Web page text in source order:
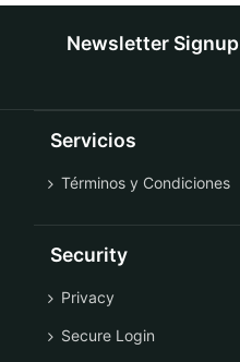
Newsletter Signup
Servicios
Términos y Condiciones
Security
Privacy
Secure Login